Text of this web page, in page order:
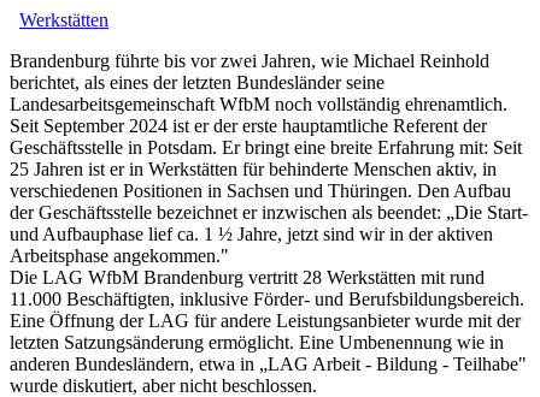
Werkstätten
Brandenburg führte bis vor zwei Jahren, wie Michael Reinhold
berichtet, als eines der letzten Bundesländer seine
Landesarbeitsgemeinschaft WfbM noch vollständig ehrenamtlich.
Seit September 2024 ist er der erste hauptamtliche Referent der
Geschäftsstelle in Potsdam. Er bringt eine breite Erfahrung mit: Seit
25 Jahren ist er in Werkstätten für behinderte Menschen aktiv, in
verschiedenen Positionen in Sachsen und Thüringen. Den Aufbau
der Geschäftsstelle bezeichnet er inzwischen als beendet: „Die Start-
und Aufbauphase lief ca. 1 ½ Jahre, jetzt sind wir in der aktiven
Arbeitsphase angekommen."
Die LAG WfbM Brandenburg vertritt 28 Werkstätten mit rund
11.000 Beschäftigten, inklusive Förder- und Berufsbildungsbereich.
Eine Öffnung der LAG für andere Leistungsanbieter wurde mit der
letzten Satzungsänderung ermöglicht. Eine Umbenennung wie in
anderen Bundesländern, etwa in „LAG Arbeit - Bildung - Teilhabe"
wurde diskutiert, aber nicht beschlossen.